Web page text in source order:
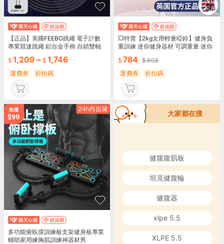
【正品】美國FEEBO跳繩 電子計數
專業競速跳繩 鋁合金手柄 自鎖雙軸
繩 1,209 ~ 1,746
運費券 折扣碼
💥特賣【2kg女用輕量啞鈴】健身負
重訓練 迷你健身器材 可調重量 迷你
用784
808
運費券
折扣碼
多功能俯臥撐訓練板支架健身板專業
輔助家用練胸肌訓練神器材男
大家都在搜
健腹腹肌板
坦克健腹輪
健腹器
xlpe 5.5
XLPE 5.5